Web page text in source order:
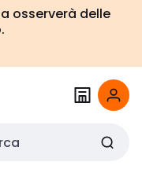
osserverà delle